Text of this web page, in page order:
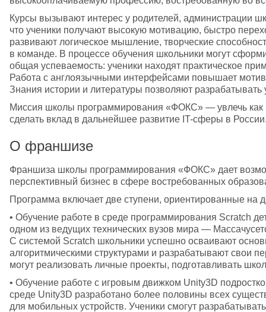
Курсы вызывают интерес у родителей, администрации
что ученики получают высокую мотивацию, быстро
развивают логическое мышление, творческие
в команде. В процессе обучения школьники могут
общая успеваемость: ученики находят практическое
Работа с англоязычными интерфейсами повышает
Знания истории и литературы позволяют
Миссия школы программирования «ФОКС» — увлечь
сделать вклад в дальнейшее развитие IT-сферы в
О франшизе
Франшиза школы программирования «ФОКС» дает
перспективный бизнес в сфере востребованных
Программа включает две ступени, ориентированные на
• Обучение работе в среде программирования Scratch
одном из ведущих технических вузов мира —
С системой Scratch школьники успешно осваивают
алгоритмическими структурами и разрабатывают свои
могут реализовать личные проекты, подготавливать
• Обучение работе с игровым движком Unity3D
среде Unity3D разработано более половины всех
для мобильных устройств. Ученики смогут